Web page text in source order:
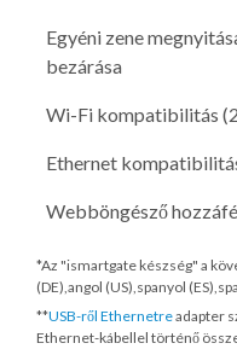
Egyéni zene
bezárása
Wi-Fi kompatibilitás
Ethernet
Webböngésző
*Az "ismartgate készség" a
(DE),angol (US),spanyol
**USB-ről Ethernetreadapter
Ethernet-kábellel történő